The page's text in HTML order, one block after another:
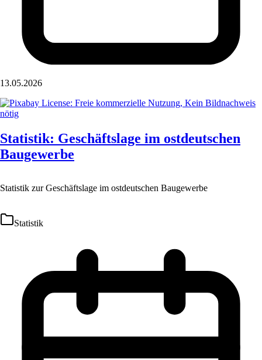
13.05.2026
Statistik: Geschäftslage im ostdeutschen
Baugewerbe
Statistik zur Geschäftslage im ostdeutschen Baugewerbe
Statistik